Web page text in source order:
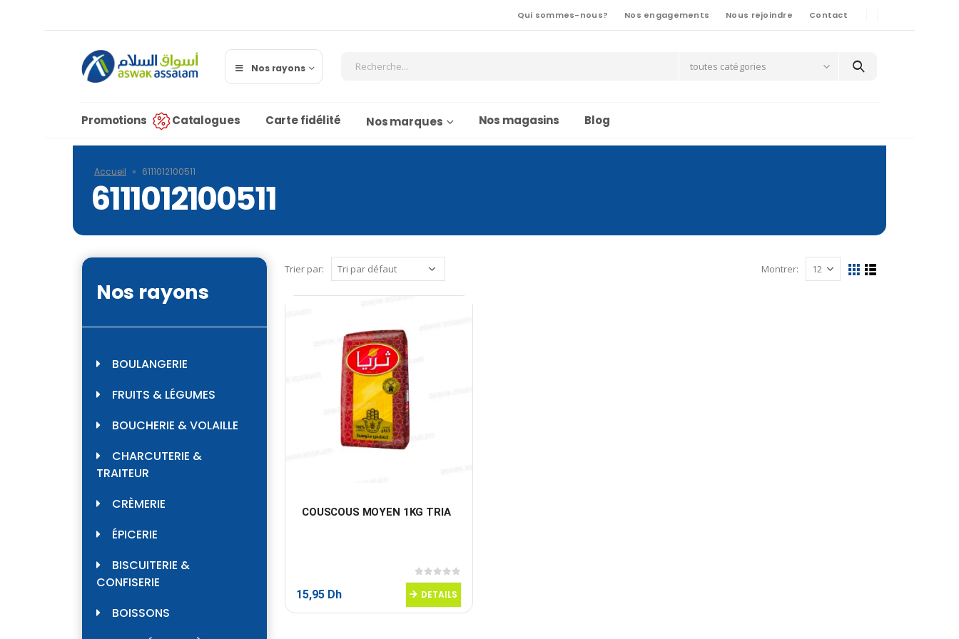
Qui sommes-nous? Nos engagements Nous rejoindre Contact
Nos rayons toutes catégories
Promotions Catalogues Carte fidélité Nos marques Nos magasins Blog
Accueil » 6111012100511
6111012100511
Trier par: Montrer:
COUSCOUS MOYEN 1KG TRIA
0sur 5
15,95 Dh DETAILS
Nos rayons
BOULANGERIE
FRUITS & LÉGUMES
BOUCHERIE & VOLAILLE
CHARCUTERIE &
TRAITEUR
CRÈMERIE
ÉPICERIE
BISCUITERIE &
CONFISERIE
BOISSONS